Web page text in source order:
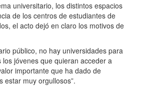
universitario, los distintos espacios
de los centros de estudiantes de
el acto dejó en claro los motivos de
público, no hay universidades para
jóvenes que quieran acceder a
importante que ha dado de
estar muy orgullosos”.